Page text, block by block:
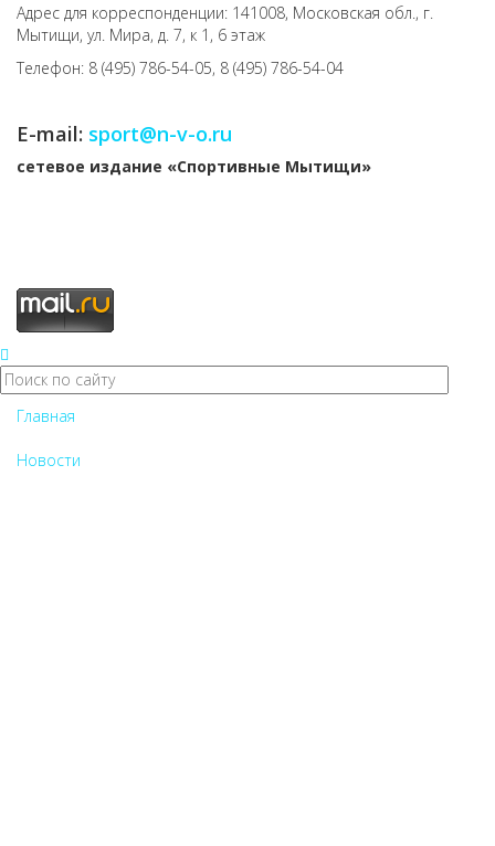
Адрес для корреспонденции: 141008, Московская обл., г.
Мытищи, ул. Мира, д. 7, к 1, 6 этаж
Телефон: 8 (495) 786-54-05, 8 (495) 786-54-04
E-mail: sport@n-v-o.ru
cетевое издание «Спортивные Мытищи»
Главная
Новости